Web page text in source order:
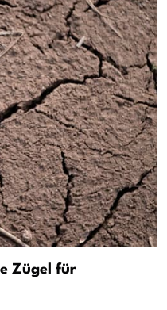
Zügel für